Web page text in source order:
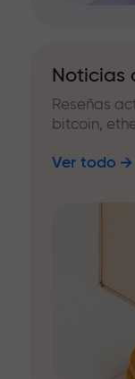
Noticias
Reseñas
bitcoin,
Ver todo